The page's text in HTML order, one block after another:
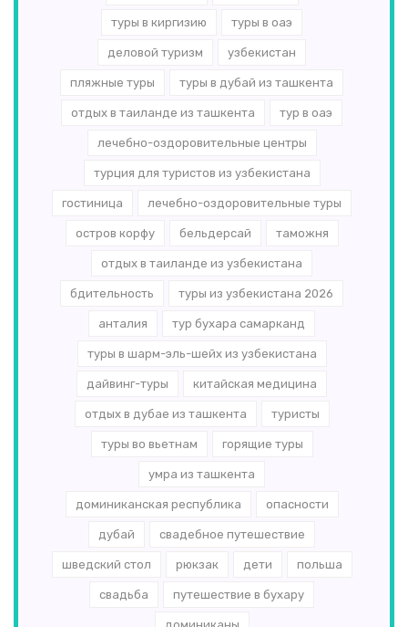
туры в киргизию туры в оаэ
деловой туризм узбекистан
пляжные туры туры в дубай из ташкента
отдых в таиланде из ташкента тур в оаэ
лечебно-оздоровительные центры
турция для туристов из узбекистана
гостиница лечебно-оздоровительные туры
остров корфу бельдерсай таможня
отдых в таиланде из узбекистана
бдительность туры из узбекистана 2026
анталия тур бухара самарканд
туры в шарм-эль-шейх из узбекистана
дайвинг-туры китайская медицина
отдых в дубае из ташкента туристы
туры во вьетнам горящие туры
умра из ташкента
доминиканская республика опасности
дубай свадебное путешествие
шведский стол рюкзак дети польша
свадьба путешествие в бухару